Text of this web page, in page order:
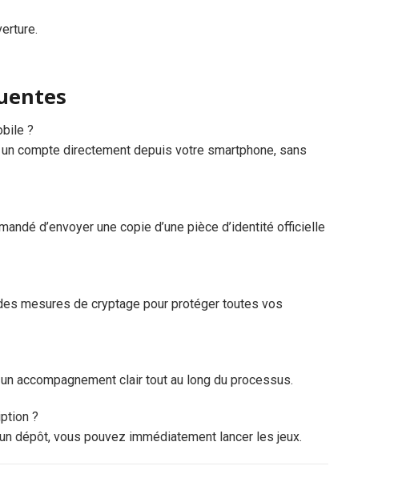
?
compte directement depuis votre smartphone, sans
d’envoyer une copie d’une pièce d’identité officielle
mesures de cryptage pour protéger toutes vos
accompagnement clair tout au long du processus.
?
dépôt, vous pouvez immédiatement lancer les jeux.